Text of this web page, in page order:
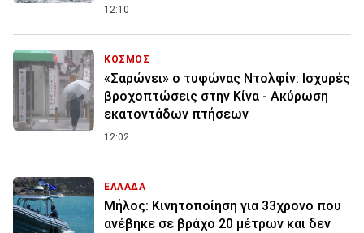
12:10
ΚΟΣΜΟΣ
«Σαρώνει» ο τυφώνας Ντολφίν: Ισχυρές
βροχοπτώσεις στην Κίνα - Ακύρωση
εκατοντάδων πτήσεων
12:02
ΕΛΛΑΔΑ
Μήλος: Κινητοποίηση για 33χρονο που
ανέβηκε σε βράχο 20 μέτρων και δεν